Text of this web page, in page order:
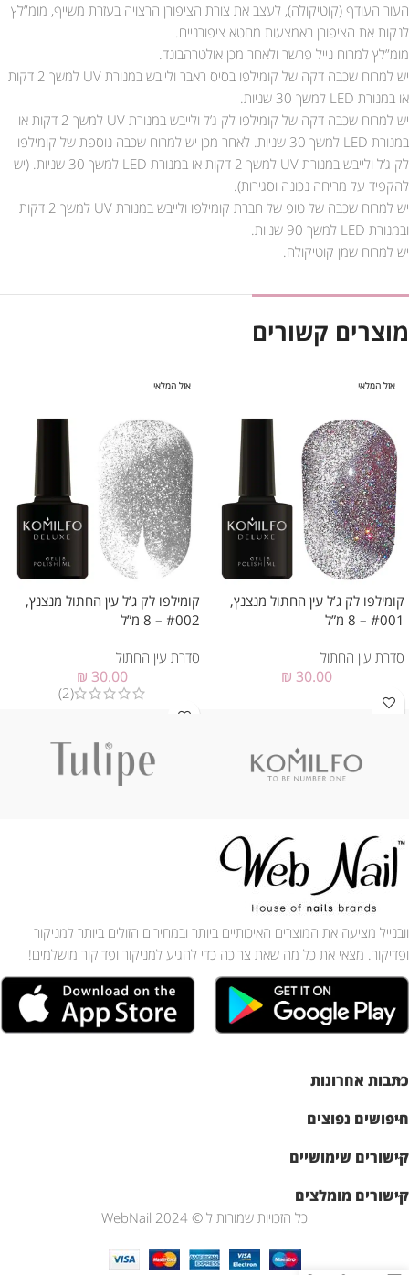
העור העודף (קוטיקולה), לעצב את צורת הציפורן הרצויה בעזרת משייף, מומ”לץ
לנקות את הציפורן באמצעות מחטא ציפורניים.
מומ”לץ למרוח נייל פרשר ולאחר מכן אולטרהבונד.
יש למרוח שכבה דקה של קומילפו בסיס ראבר ולייבש במנורת UV למשך 2 דקות
או במנורת LED למשך 30 שניות.
יש למרוח שכבה דקה של קומילפו לק ג’ל ולייבש במנורת UV למשך 2 דקות או
במנורת LED למשך 30 שניות. לאחר מכן יש למרוח שכבה נוספת של קומילפו
לק ג’ל ולייבש במנורת UV למשך 2 דקות או במנורת LED למשך 30 שניות. (יש
להקפיד על מריחה נכונה וסגירות).
יש למרוח שכבה של טופ של חברת קומילפו ולייבש במנורת UV למשך 2 דקות
ובמנורת LED למשך 90 שניות.
יש למרוח שמן קוטיקולה.
מוצרים קשורים
אזל המלאי
קומילפו לק ג’ל עין החתול מנצנץ,
#001 – 8 מ”ל
סדרת עין החתול
₪ 30.00
אזל המלאי
קומילפו לק ג’ל עין החתול מנצנץ,
#002 – 8 מ”ל
סדרת עין החתול
₪ 30.00
(2)
וובנייל מציעה את המוצרים האיכותיים ביותר ובמחירים הזולים ביותר למניקור
ופדיקור. מצאי את כל מה שאת צריכה כדי להגיע למניקור ופדיקור מושלמים!
כתבות אחרונות
חיפושים נפוצים
קישורים שימושיים
קישורים מומלצים
כל הזכויות שמורות ל © WebNail 2024